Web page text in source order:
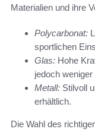
Materialien und ihre
Polycarbonat:
sportlichen
Glas: Hohe
jedoch
Metall: Stilvoll
erhältlich.
Die Wahl des